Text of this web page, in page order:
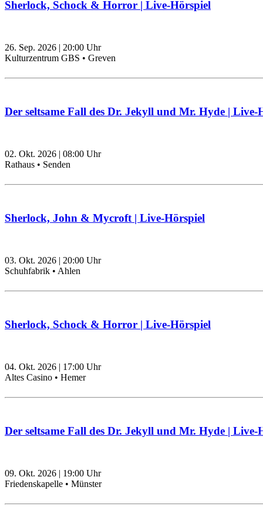
Sherlock, Schock & Horror | Live-Hörspiel
26. Sep. 2026 | 20:00 Uhr
Kulturzentrum GBS • Greven
Der seltsame Fall des Dr. Jekyll und Mr. Hyde | Live-
02. Okt. 2026 | 08:00 Uhr
Rathaus • Senden
Sherlock, John & Mycroft | Live-Hörspiel
03. Okt. 2026 | 20:00 Uhr
Schuhfabrik • Ahlen
Sherlock, Schock & Horror | Live-Hörspiel
04. Okt. 2026 | 17:00 Uhr
Altes Casino • Hemer
Der seltsame Fall des Dr. Jekyll und Mr. Hyde | Live-
09. Okt. 2026 | 19:00 Uhr
Friedenskapelle • Münster